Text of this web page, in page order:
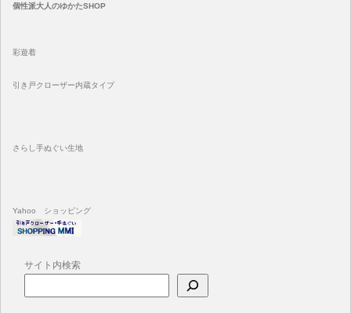
個性派大人のゆかたSHOP
彩遊着
引き戸クローザー内蔵タイプ
さらし手ぬぐい生地
Yahoo ショッピング
サイト内検索